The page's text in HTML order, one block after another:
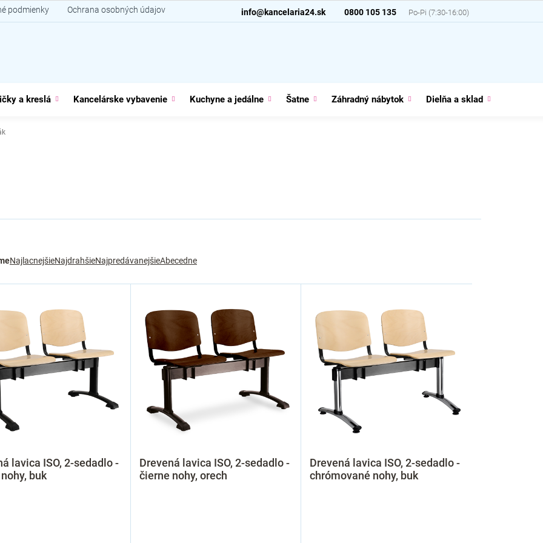
0800 105 135
info@kancelaria24.sk
podmienky Ochrana osobných údajov
a kreslá Kancelárske vybavenie Kuchyne a jedálne Šatne Záhradný nábytok Dielňa a sklad
NajlacnejšieNajdrahšieNajpredávanejšieAbecedne
lavica ISO, 2-sedadlo -
buk
Drevená lavica ISO, 2-sedadlo -
čierne nohy, orech
Drevená lavica ISO, 2-sedadlo -
chrómované nohy, buk